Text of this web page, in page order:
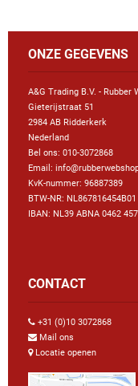
ONZE GEGEVENS
A&G Trading B.V. - Rubber
Gieterijstraat 51
2984 AB Ridderkerk
Nederland
Bel ons: 010-3072868
Email:
KvK-nummer: 96887389
BTW-NR: NL867816454B01
IBAN: NL39 ABNA 0462
CONTACT
+31 (0)10 3072868
Mail ons
Locatie openen